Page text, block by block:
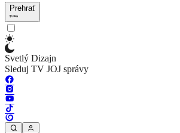
Prehrať
Svetlý Dizajn
Sleduj TV JOJ správy